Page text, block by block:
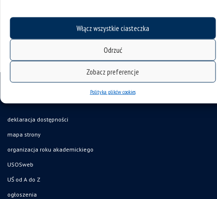
Włącz wszystkie ciasteczka
Odrzuć
Zobacz preferencje
Polityka plików cookies
deklaracja dostępności
mapa strony
organizacja roku akademickiego
USOSweb
UŚ od A do Z
ogłoszenia